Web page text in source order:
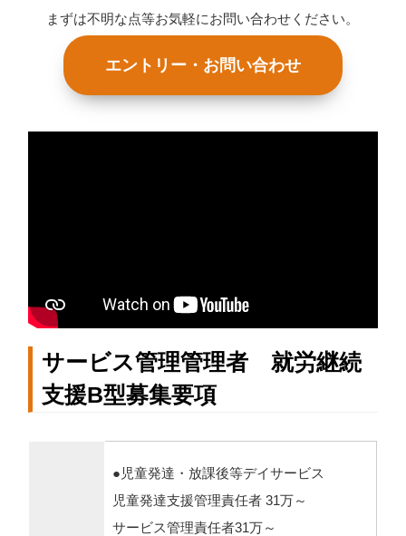
まずは不明な点等お気軽にお問い合わせください。
エントリー・お問い合わせ
サービス管理管理者 就労継続
支援B型募集要項
●児童発達・放課後等デイサービス
児童発達支援管理責任者 31万～
サービス管理責任者31万～